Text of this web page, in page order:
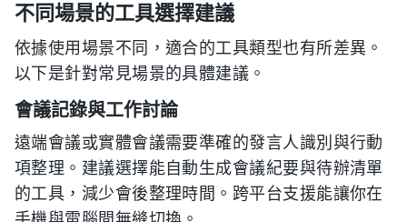
不同場景的工具選擇建議
依據使用場景不同，適合的工具類型也有所差異。
以下是針對常見場景的具體建議。
會議記錄與工作討論
遠端會議或實體會議需要準確的發言人識別與行動
項整理。建議選擇能自動生成會議紀要與待辦清單
的工具，減少會後整理時間。跨平台支援能讓你在